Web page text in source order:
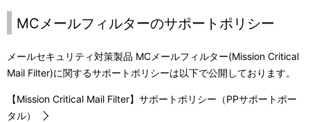
MCメールフィルターのサポートポリシー
メールセキュリティ対策製品 MCメールフィルター(Mission Critical
Mail Filter)に関するサポートポリシーは以下で公開しております。
【Mission Critical Mail Filter】サポートポリシー（PPサポートポー
タル）